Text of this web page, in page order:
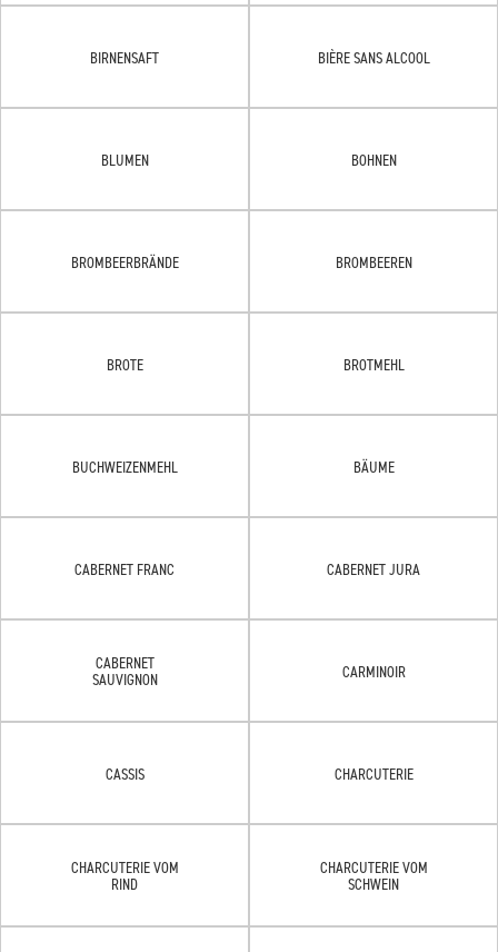
BIRNENSAFT BIÈRE SANS ALCOOL
BLUMEN BOHNEN
BROMBEERBRÄNDE BROMBEEREN
BROTE BROTMEHL
BUCHWEIZENMEHL BÄUME
CABERNET FRANC CABERNET JURA
CABERNET
SAUVIGNON
CARMINOIR
CASSIS CHARCUTERIE
CHARCUTERIE VOM
RIND
CHARCUTERIE VOM
SCHWEIN